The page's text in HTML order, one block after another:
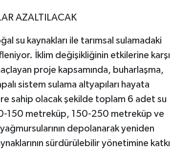
AZALTILACAK
su kaynakları ile tarımsal sulamadaki
İklim değişikliğinin etkilerine karşı
proje kapsamında, buharlaşma,
sistem sulama altyapıları hayata
sahip olacak şekilde toplam 6 adet su
150 metreküp, 150-250 metreküp ve
depolanarak yeniden
sürdürülebilir yönetimine katkı